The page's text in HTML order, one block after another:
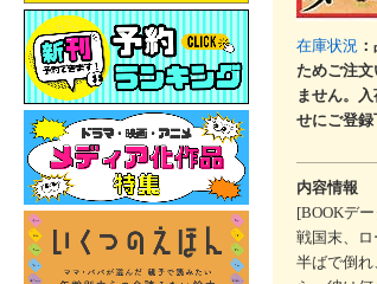
在庫状況
ためご注
ません。
せにご登録
内容情報
[BOOKデ
戦国末、
半ばで倒